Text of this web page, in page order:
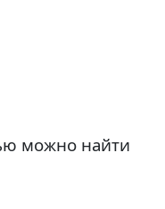
можно найти